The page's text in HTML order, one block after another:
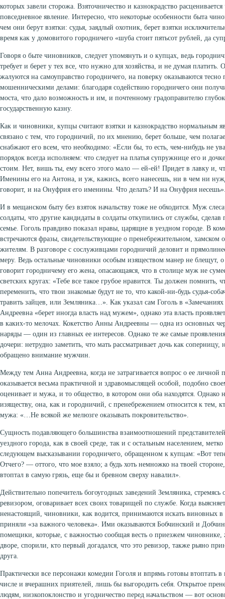
которых завели сторожа. Взяточничество и казнокрадство
повседневное явление. Интересно, что некоторые особенности быта
чем они берут взятки: судья, заядлый охотник, берет взятки
время как у домовитого городничего «шуба стоит пятьсот рублей, да
Говоря о быте чиновников, следует упомянуть и о купцах, ведь
требует и берет у тех все, что нужно для хозяйства, и не думая
жалуются на самоуправство городничего, на поверку оказываются
мошенническими делами: благодаря содействию городничего они
моста, что дало возможность и им, и почтенному градоправителю
государственную казну.
Как и чиновники, купцы считают взятки и казнокрадство нормальным
связано с тем, что городничий, по их мнению, берет больше, чем
снабжают его всем, что необходимо: «Если бы, то есть, чем-нибудь не
порядок всегда исполняем: что следует на платья супружнице его и
стоим. Нет, вишь ты, ему всего этого мало — ей-ей! Придет в лавку и,
Именины его на Антона, и уж, кажись, всего нанесешь, ни в чем ни
говорит, и на Онуфрия его именины. Что делать? И на Онуфрия
И в мещанском быту без взяток начальству тоже не обходится. Муж
солдаты, что другие кандидаты в солдаты откупились от службы,
семье. Гоголь правдиво показал нравы, царящие в уездном городе. В
встречаются фразы, свидетельствующие о пренебрежительном, хамском
жителям. В разговоре с сослуживцами городничий деловит и
меру. Ведь остальные чиновники особым изяществом манер не блещут, о
говорит городничему его жена, опасающаяся, что в столице муж не
светских кругах: «Тебе все такое грубое нравится. Ты должен помнить,
переменить, что твои знакомые будут не то, что какой-ни-будь судья-
травить зайцев, или Земляника…». Как указал сам Гоголь в
Андреевна «берет иногда власть над мужем», однако эта власть
в каких-то мелочах. Кокетство Анны Андреевны — одна из основных
наряды — один из главных ее интересов. Однако те же самые
дочери: нетрудно заметить, что мать рассматривает дочь как
обращено внимание мужчин.
Между тем Анна Андреевна, когда не затрагивается вопрос о ее личной
оказывается весьма практичной и здравомыслящей особой, подобно
оценивает и мужа, и то общество, в котором они оба находятся. Однако
изяществу, она, как и городничий, с пренебрежением относится к тем,
мужа: «…Не всякой же мелюзге оказывать покровительство».
Сущность подавляющего большинства взаимоотношений
уездного города, как в своей среде, так и с остальным населением,
следующем высказывании городничего, обращенном к купцам: «Вот
Отчего? — оттого, что мое взяло; а будь хоть немножко на твоей
втоптал в самую грязь, еще бы и бревном сверху навалил».
Действительно попечитель богоугодных заведений Земляника,
ревизором, оговаривает всех своих товарищей по службе. Когда
ненастоящий, чиновники, как водится, принимаются искать виновных в
приняли «за важного человека». Ими оказываются Бобчинский и
помещики, которые, с важностью сообщая весть о приезжем
дворе, спорили, кто первый догадался, что это ревизор, также рьяно
друга.
Практически все персонажи комедии Гоголя и впрямь готовы втоптать в
числе и вчерашних приятелей, лишь бы выгородить себя. Открытое
людям, низкопоклонство и угодничество перед начальством — вот